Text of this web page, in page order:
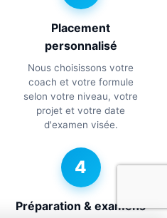
Placement
personnalisé
Nous choisissons votre
coach et votre formule
selon votre niveau, votre
projet et votre date
d'examen visée.
4
Préparation & examens